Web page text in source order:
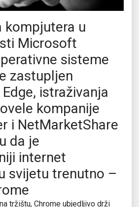
kompjutera u
Microsoft
sisteme
zastupljen
istraživanja
kompanije
i NetMarketShare
da je
internet
svijetu trenutno –
tržištu, Chrome ubjedljivo drži